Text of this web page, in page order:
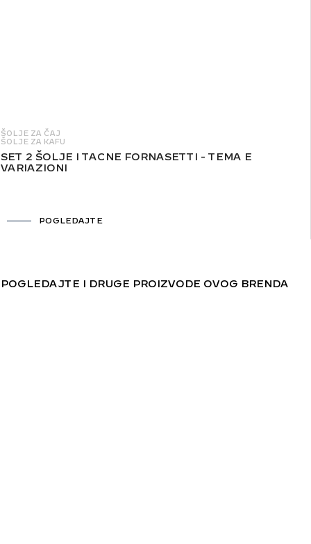
ŠOLJE ZA ČAJ
ŠOLJE ZA KAFU
SET 2 ŠOLJE I TACNE FORNASETTI - TEMA E
VARIAZIONI
POGLEDAJTE
POGLEDAJTE I DRUGE PROIZVODE OVOG BRENDA